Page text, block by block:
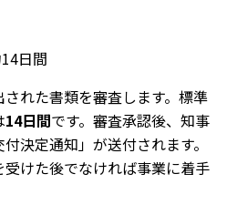
日間
れた書類を審査します。標準
14日間です。審査承認後、知事
決定通知」が送付されます。
受けた後でなければ事業に着手